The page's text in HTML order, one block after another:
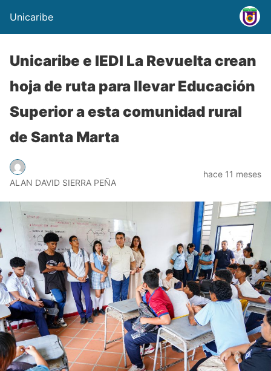
Unicaribe
Unicaribe e IEDI La Revuelta crean
hoja de ruta para llevar Educación
Superior a esta comunidad rural
de Santa Marta
ALAN DAVID SIERRA PEÑA
hace 11 meses